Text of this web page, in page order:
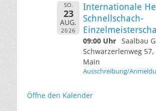
SO.
23
AUG.
2026
Internationale
Schnellschach-
09:00 Uhr Saalbau
Schwarzerlenweg
Main
Ausschreibung/
Öffne den Kalender